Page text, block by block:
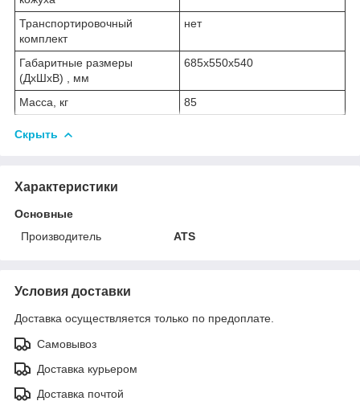
Транспортировочный
комплект
нет
Габаритные размеры
(ДхШхВ) , мм
685х550х540
Масса, кг 85
Скрыть
Характеристики
Основные
Производитель
ATS
Условия доставки
Доставка осуществляется только по предоплате.
Самовывоз
Доставка курьером
Доставка почтой